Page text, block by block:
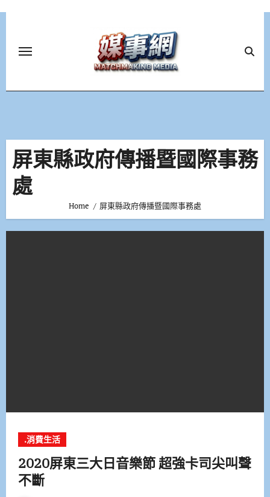
屏東縣政府傳播暨國際事務
處
Home 屏東縣政府傳播暨國際事務處
.消費生活
2020屏東三大日音樂節 超強卡司尖叫聲
不斷